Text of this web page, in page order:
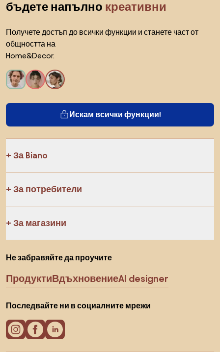
бъдете напълно креативни
Получете достъп до всички функции и станете част от
общността на
Home&Decor.
Искам всички функции!
За Biano
За потребители
За магазини
Не забравяйте да проучите
ПродуктиВдъхновениеAI designer
Последвайте ни в социалните мрежи